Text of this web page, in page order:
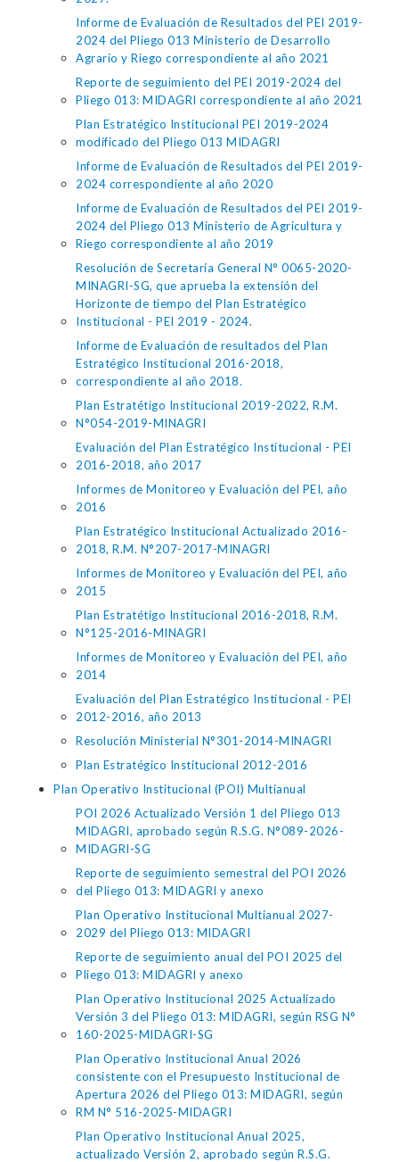
Informe de Evaluación de Resultados del PEI 2019-
2024 del Pliego 013 Ministerio de Desarrollo
Agrario y Riego correspondiente al año 2021
Reporte de seguimiento del PEI 2019-2024 del
Pliego 013: MIDAGRI correspondiente al año 2021
Plan Estratégico Institucional PEI 2019-2024
modificado del Pliego 013 MIDAGRI
Informe de Evaluación de Resultados del PEI 2019-
2024 correspondiente al año 2020
Informe de Evaluación de Resultados del PEI 2019-
2024 del Pliego 013 Ministerio de Agricultura y
Riego correspondiente al año 2019
Resolución de Secretaría General N° 0065-2020-
MINAGRI-SG, que aprueba la extensión del
Horizonte de tiempo del Plan Estratégico
Institucional - PEI 2019 - 2024.
Informe de Evaluación de resultados del Plan
Estratégico Institucional 2016-2018,
correspondiente al año 2018.
Plan Estratétigo Institucional 2019-2022, R.M.
N°054-2019-MINAGRI
Evaluación del Plan Estratégico Institucional - PEI
2016-2018, año 2017
Informes de Monitoreo y Evaluación del PEI, año
2016
Plan Estratégico Institucional Actualizado 2016-
2018, R.M. N°207-2017-MINAGRI
Informes de Monitoreo y Evaluación del PEI, año
2015
Plan Estratétigo Institucional 2016-2018, R.M.
N°125-2016-MINAGRI
Informes de Monitoreo y Evaluación del PEI, año
2014
Evaluación del Plan Estratégico Institucional - PEI
2012-2016, año 2013
Resolución Ministerial N°301-2014-MINAGRI
Plan Estratégico Institucional 2012-2016
Plan Operativo Institucional (POI) Multianual
POI 2026 Actualizado Versión 1 del Pliego 013
MIDAGRI, aprobado según R.S.G. N°089-2026-
MIDAGRI-SG
Reporte de seguimiento semestral del POI 2026
del Pliego 013: MIDAGRI y anexo
Plan Operativo Institucional Multianual 2027-
2029 del Pliego 013: MIDAGRI
Reporte de seguimiento anual del POI 2025 del
Pliego 013: MIDAGRI y anexo
Plan Operativo Institucional 2025 Actualizado
Versión 3 del Pliego 013: MIDAGRI, según RSG N°
160-2025-MIDAGRI-SG
Plan Operativo Institucional Anual 2026
consistente con el Presupuesto Institucional de
Apertura 2026 del Pliego 013: MIDAGRI, según
RM N° 516-2025-MIDAGRI
Plan Operativo Institucional Anual 2025,
actualizado Versión 2, aprobado según R.S.G.